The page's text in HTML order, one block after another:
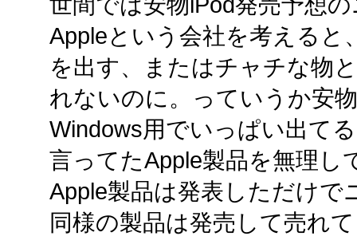
Appleという会社を考えると
を出す、またはチャチな物
れないのに。っていうか安
Windows用でいっぱい出て
言ってたApple製品を無理し
Apple製品は発表しただけで
同様の製品は発売して売れ